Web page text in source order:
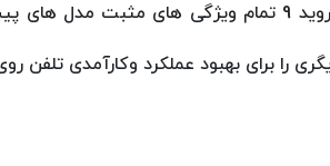
این سری از محصولات برند یالینک با سیستم عامل